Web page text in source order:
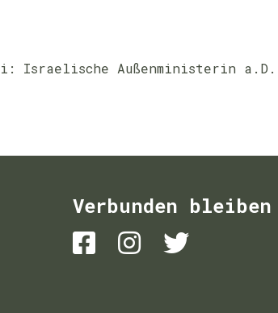
Israelische Außenministerin a.D.
Verbunden bleiben